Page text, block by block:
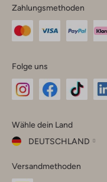
Zahlungsmethoden
Folge uns
Instagram
Facebook
TikTok
Wähle dein Land
DEUTSCHLAND
dein
Land
Versandmethoden